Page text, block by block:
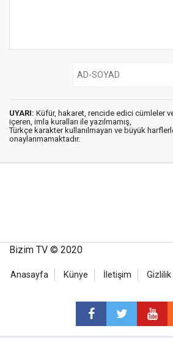
UYARI: Küfür, hakaret, rencide edici cümleler
içeren, imla kuralları ile yazılmamış,
Türkçe karakter kullanılmayan ve büyük
onaylanmamaktadır.
Bizim TV © 2020
Anasayfa Künye İletişim